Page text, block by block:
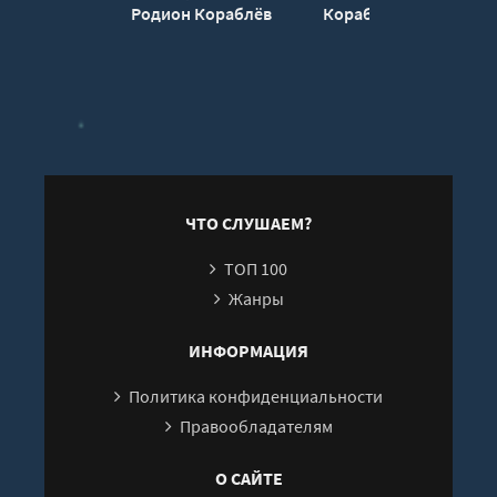
26
Родион Кораблёв
Кораблев
ЧТО СЛУШАЕМ?
ТОП 100
Жанры
ИНФОРМАЦИЯ
Политика конфиденциальности
Правообладателям
О САЙТЕ